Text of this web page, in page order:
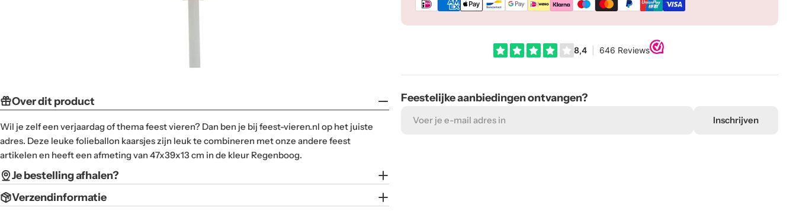
Over dit product
Wil je zelf een verjaardag of thema feest vieren? Dan ben je bij feest-vieren.nl op het juiste
adres. Deze leuke folieballon kaarsjes zijn leuk te combineren met onze andere feest
artikelen en heeft een afmeting van 47x39x13 cm in de kleur Regenboog.
Je bestelling afhalen?
Verzendinformatie
Feestelijke aanbiedingen ontvangen?
mail
Inschrijven